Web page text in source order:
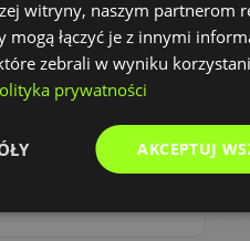
witryny, naszym partnerom
mogą łączyć je z innymi
zebrali w wyniku
prywatności
AKCEPTUJ